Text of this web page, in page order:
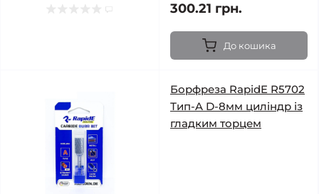
300.21 грн.
До кошика
Борфреза RapidE R5702
Тип-A D-8мм циліндр із
гладким торцем